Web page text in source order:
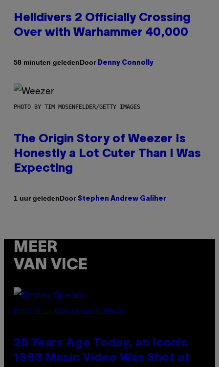
Helldivers 2 Officially Crossing
Over with Warhammer 40,000
58 minuten geledenDoor Denny Connolly
PHOTO BY TIM MOSENFELDER/GETTY IMAGES
The Origin Story of Weezer Is
Honestly a Lot Cuter Than I Was
Expecting
1 uur geledenDoor Stephen Andrew Galiher
MEER
VAN VICE
PHOTO BY L. BUSACCA/GETTY IMAGES
28 Years Ago Today, an Iconic
1998 Music Video Was Shot at